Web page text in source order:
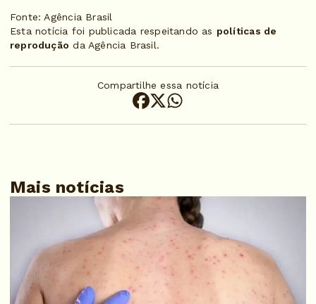
Fonte: Agência Brasil
Esta notícia foi publicada respeitando as políticas de
reprodução da Agência Brasil.
Compartilhe essa notícia
Mais notícias